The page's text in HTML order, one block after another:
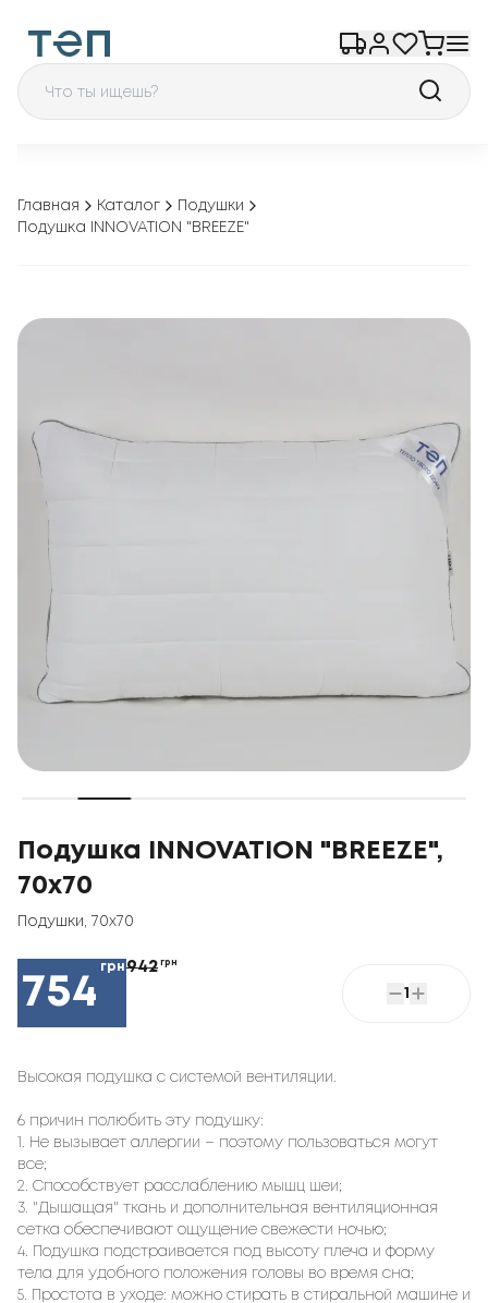
Главная Каталог
Подушки
Подушка INNOVATION "BREEZE"
Подушка INNOVATION "BREEZE",
70x70
Подушки 70x70
754
грн942 грн
1
Высокая подушка с системой вентиляции.
6 причин полюбить эту подушку:
1. Не вызывает аллергии – поэтому пользоваться могут
все;
2. Способствует расслаблению мышц шеи;
3. "Дышащая" ткань и дополнительная вентиляционная
сетка обеспечивают ощущение свежести ночью;
4. Подушка подстраивается под высоту плеча и форму
тела для удобного положения головы во время сна;
5. Простота в уходе: можно стирать в стиральной машине и